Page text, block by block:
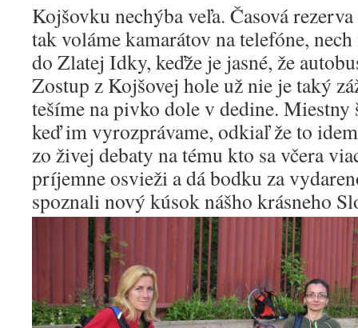
Kojšovku nechýba veľa. Časová
tak voláme kamarátov na telefóne,
do Zlatej Idky, keďže je jasné, že
Zostup z Kojšovej hole už nie je taký
tešíme na pivko dole v dedine. Miestny
keď im vyrozprávame, odkiaľ že to
zo živej debaty na tému kto sa včera
príjemne osvieži a dá bodku za
spoznali nový kúsok nášho krásneho